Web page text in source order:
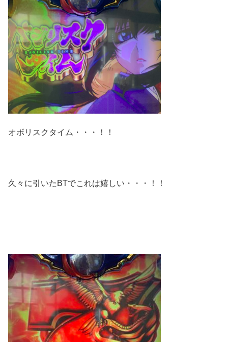
オボリスクタイム・・・！！
久々に引いたBTでこれは嬉しい・・・！！